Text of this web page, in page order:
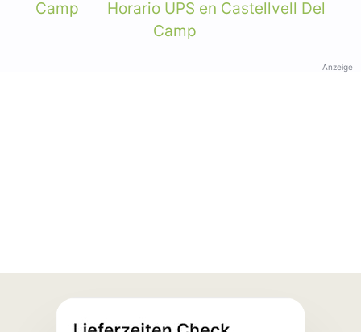
Camp
Horario UPS en Castellvell Del
Camp
Anzeige